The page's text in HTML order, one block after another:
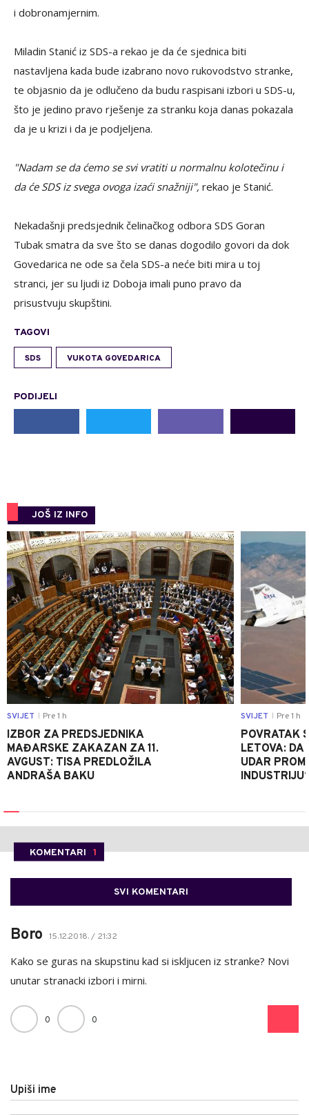
i dobronamjernim.
Miladin Stanić iz SDS-a rekao je da će sjednica biti
nastavljena kada bude izabrano novo rukovodstvo stranke,
te objasnio da je odlučeno da budu raspisani izbori u SDS-u,
što je jedino pravo rješenje za stranku koja danas pokazala
da je u krizi i da je podjeljena.
"Nadam se da ćemo se svi vratiti u normalnu kolotečinu i
da će SDS iz svega ovoga izaći snažniji", rekao je Stanić.
Nekadašnji predsjednik čelinačkog odbora SDS Goran
Tubak smatra da sve što se danas dogodilo govori da dok
Govedarica ne ode sa čela SDS-a neće biti mira u toj
stranci, jer su ljudi iz Doboja imali puno pravo da
prisustvuju skupštini.
TAGOVI
SDS VUKOTA GOVEDARICA
PODIJELI
JOŠ IZ INFO
0
SVIJET Pre 1 h
IZBOR ZA PREDSJEDNIKA
MAĐARSKE ZAKAZAN ZA 11.
AVGUST: TISA PREDLOŽILA
ANDRAŠA BAKU
SVIJET Pre 1 h
POVRATAK
LETOVA: DA
UDAR
KOMENTARI 1
SVI KOMENTARI
Boro 15.12.2018. / 21:32
Kako se guras na skupstinu kad si iskljucen iz stranke? Novi
unutar stranacki izbori i mirni.
0 0
Upiši ime